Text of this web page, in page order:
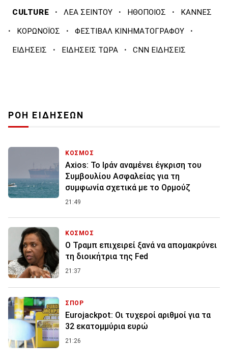
CULTURE · ΛΕΑ ΣΕΙΝΤΟΥ · ΗΘΟΠΟΙΟΣ · ΚΑΝΝΕΣ
· ΚΟΡΩΝΟΪΟΣ · ΦΕΣΤΙΒΑΛ ΚΙΝΗΜΑΤΟΓΡΑΦΟΥ ·
ΕΙΔΗΣΕΙΣ · ΕΙΔΗΣΕΙΣ ΤΩΡΑ · CNN ΕΙΔΗΣΕΙΣ
ΡΟΗ ΕΙΔΗΣΕΩΝ
ΚΟΣΜΟΣ
Axios: Το Ιράν αναμένει έγκριση του
Συμβουλίου Ασφαλείας για τη
συμφωνία σχετικά με το Ορμούζ
21:49
ΚΟΣΜΟΣ
Ο Τραμπ επιχειρεί ξανά να απομακρύνει
τη διοικήτρια της Fed
21:37
ΣΠΟΡ
Eurojackpot: Οι τυχεροί αριθμοί για τα
32 εκατoμμύρια ευρώ
21:26